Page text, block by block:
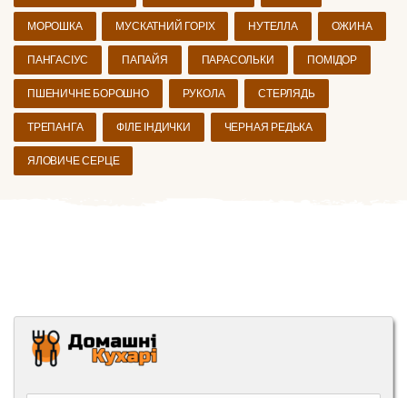
МОРОШКА МУСКАТНИЙ ГОРІХ НУТЕЛЛА ОЖИНА
ПАНГАСІУС ПАПАЙЯ ПАРАСОЛЬКИ ПОМІДОР
ПШЕНИЧНЕ БОРОШНО РУКОЛА СТЕРЛЯДЬ
ТРЕПАНГА ФІЛЕ ІНДИЧКИ ЧЕРНАЯ РЕДЬКА
ЯЛОВИЧЕ СЕРЦЕ